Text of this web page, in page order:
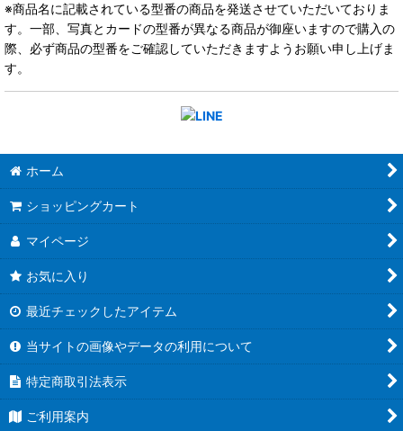
※商品名に記載されている型番の商品を発送させていただいておりま
す。一部、写真とカードの型番が異なる商品が御座いますので購入の
際、必ず商品の型番をご確認していただきますようお願い申し上げま
す。
ホーム
ショッピングカート
マイページ
お気に入り
最近チェックしたアイテム
当サイトの画像やデータの利用について
特定商取引法表示
ご利用案内